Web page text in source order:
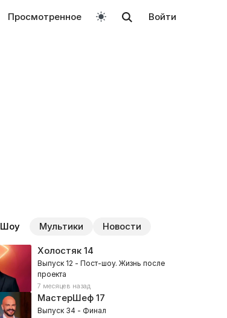
Просмотренное Войти
Шоу Мультики Новости
Холостяк14
Выпуск 12 - Пост-шоу. Жизнь после
проекта
7 месяцев назад
МастерШеф17
Выпуск 34 - Финал